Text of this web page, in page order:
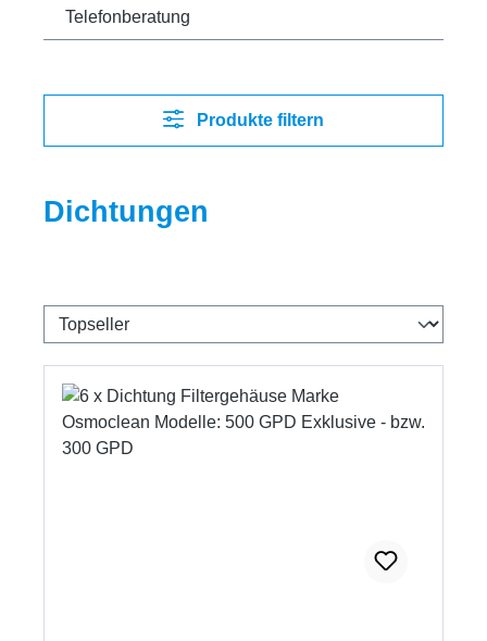
Telefonberatung
Produkte filtern
Dichtungen